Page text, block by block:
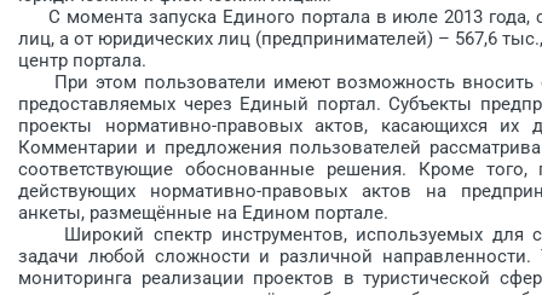
С момента запуска Единого портала в июле 2013 года,
лиц, а от юридических лиц (предпринимателей) – 567,6
центр портала.
При этом пользователи имеют возможность вносить
предоставляемых через Единый портал. Субъекты
проекты нормативно-правовых актов, касающихся их
Комментарии и предложения пользователей
соответствующие обоснованные решения. Кроме того,
действующих нормативно-правовых актов на
анкеты, размещённые на Едином портале.
Широкий спектр инструментов, используемых для
задачи любой сложности и различной направленности.
мониторинга реализации проектов в туристической